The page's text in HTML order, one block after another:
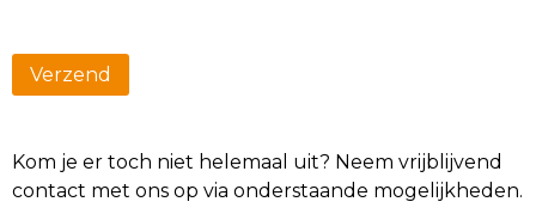
Kom je er toch niet helemaal uit? Neem vrijblijvend
contact met ons op via onderstaande mogelijkheden.